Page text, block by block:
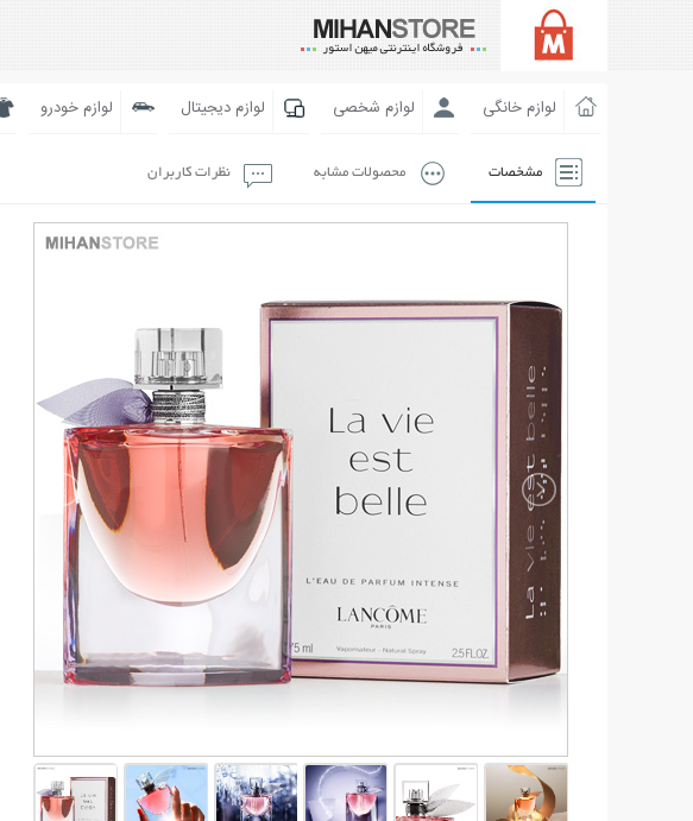
لوازم خانگی لوازم شخصی لوازم دیجیتال لوازم خودرو
مشخصات محصولات مشابه نظرات کاربران